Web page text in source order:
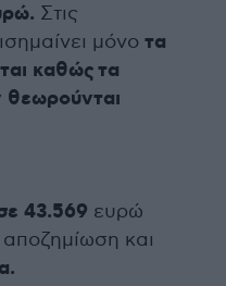
Στις
μόνο τα
καθώς τα
θεωρούνται
43.569 ευρώ
και